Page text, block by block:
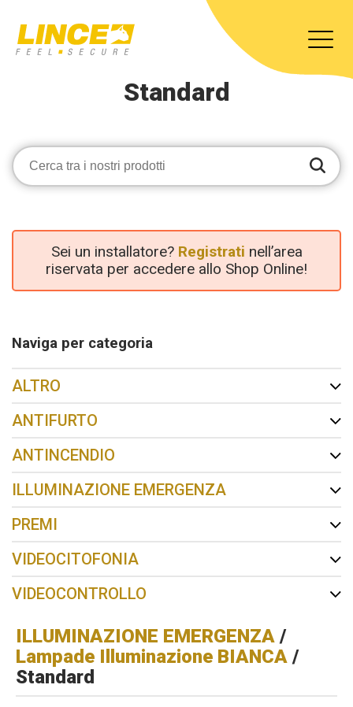
Standard
Sei un installatore? Registrati nell’area
riservata per accedere allo Shop Online!
Naviga per categoria
ALTRO
ANTIFURTO
ANTINCENDIO
ILLUMINAZIONE EMERGENZA
PREMI
VIDEOCITOFONIA
VIDEOCONTROLLO
ILLUMINAZIONE EMERGENZA /
Lampade Illuminazione BIANCA /
Standard